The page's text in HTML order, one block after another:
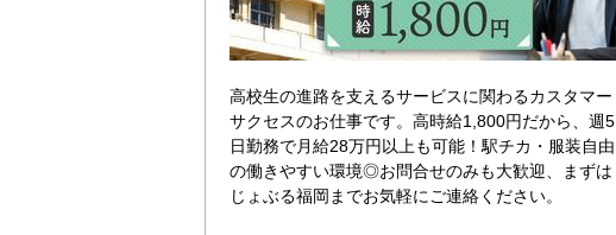
高校生の進路を支えるサービスに関わるカスタマー
サクセスのお仕事です。高時給1,800円だから、週5
日勤務で月給28万円以上も可能！駅チカ・服装自由
の働きやすい環境◎お問合せのみも大歓迎、まずは
じょぶる福岡までお気軽にご連絡ください。